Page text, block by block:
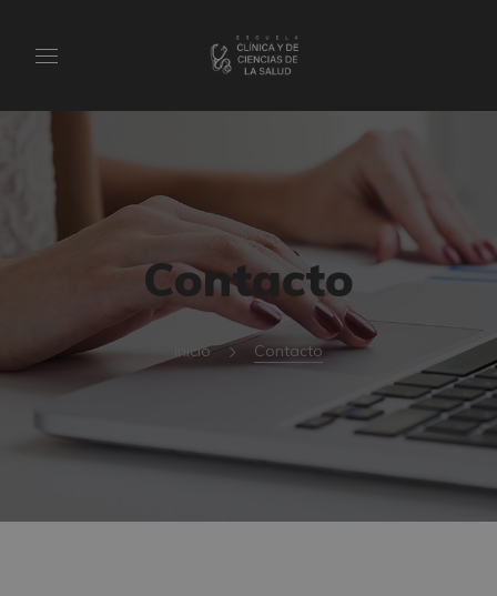
Contacto
Inicio Contacto